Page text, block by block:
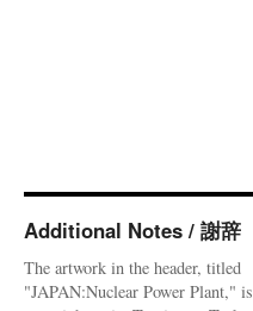
Additional Notes / 謝辞
The artwork in the header, titled
"JAPAN:Nuclear Power Plant," is